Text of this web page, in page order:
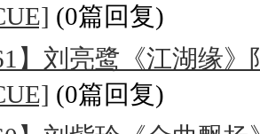
(0篇回复)
】刘亮鹭《江湖缘
(0篇回复)